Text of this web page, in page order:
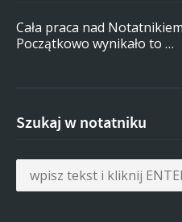
Cała praca nad
Początkowo wynikało to …
Szukaj w notatniku